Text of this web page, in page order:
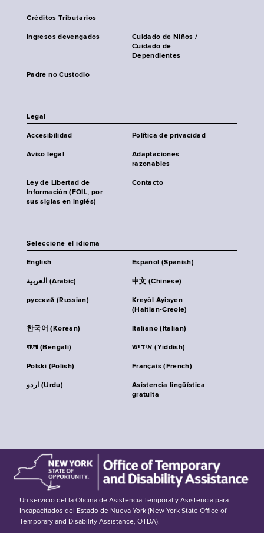
Créditos Tributarios
Ingresos devengados
Cuidado de Niños /
Cuidado de
Dependientes
Padre no Custodio
Legal
Accesibilidad Política de privacidad
Aviso legal
Adaptaciones
razonables
Ley de Libertad de
Información (FOIL, por
sus siglas en inglés)
Contacto
Seleccione el idioma
English Español (Spanish)
العربية (Arabic) 中文 (Chinese)
русский (Russian)
Kreyòl Ayisyen
(Haitian-Creole)
한국어 (Korean) Italiano (Italian)
বাংলা (Bengali) אידיש (Yiddish)
Polski (Polish) Français (French)
اردو (Urdu)
Asistencia lingüística
gratuita
Un servicio del la Oficina de Asistencia Temporal y Asistencia para
Incapacitados del Estado de Nueva York (New York State Office of
Temporary and Disability Assistance, OTDA).